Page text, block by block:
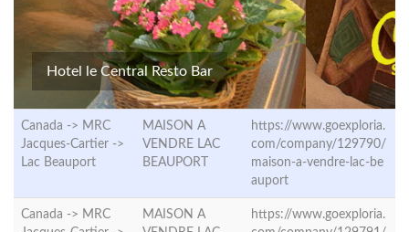
Hotel le Central Resto Bar
Canada -> MRC
Jacques-Cartier ->
Lac Beauport
MAISON A
VENDRE LAC
BEAUPORT
https://www.goexploria.
com/company/129790/
maison-a-vendre-lac-be
auport
Canada -> MRC
MAISON A
https://www.goexploria.